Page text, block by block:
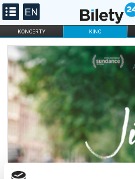
KONCERTY KINO
FILHARMONIA OPERA I BALET
DLA DZIECI
ONLINE